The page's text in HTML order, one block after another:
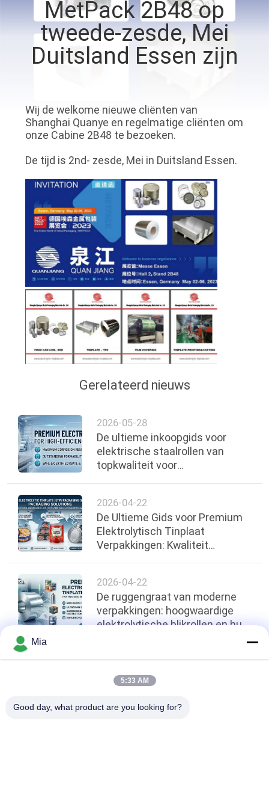
KWALITEITSCONTROLE
CONTACTEER
ONS
NIEUWS
GEVALLEN
VERZOEK
OM EEN
CITAAT
SITEMAP
PRIVACYBELEID
MetPack 2B48 op
tweede-zesde, Mei
Duitsland Essen zijn
Wij de welkome nieuwe cliënten van
Shanghai Quanye en regelmatige cliënten om
onze Cabine 2B48 te bezoeken.
De tijd is 2nd- zesde, Mei in Duitsland Essen.
Gerelateerd nieuws
2026-05-28
De ultieme inkoopgids voor
elektrische staalrollen van
topkwaliteit voor
2026-04-22
De Ultieme Gids voor Premium
Elektrolytisch Tinplaat
Verpakkingen: Kwaliteit
2026-04-22
De ruggengraat van moderne
verpakkingen: hoogwaardige
elektrolytische blikrollen en hun
Terug naar boven
Mia
5:33 AM
Good day, what product are you looking for?